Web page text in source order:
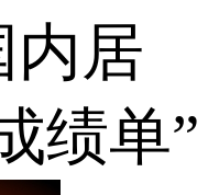
内居
绩单”